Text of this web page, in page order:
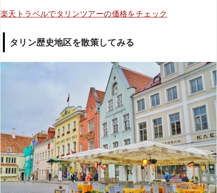
楽天トラベルでタリンツアーの価格をチェック
タリン歴史地区を散策してみる